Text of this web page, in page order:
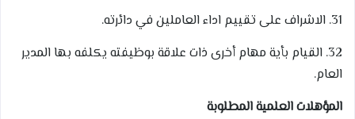
31. الاشراف على تقييم اداء العاملين في دائرته.
32. القيام بأية مهام أخرى ذات علاقة بوظيفته يكلفه بها المدير
العام.
المؤهلات العلمية المطلوبة